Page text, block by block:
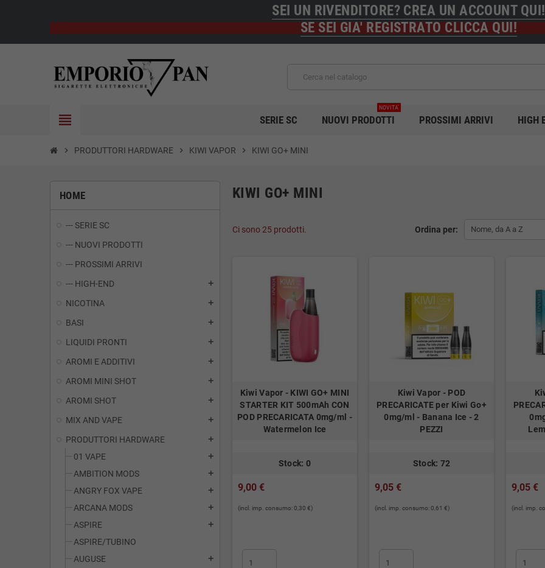
SEI UN RIVENDITORE? CREA UN ACCOUNT QUI!
SE SEI GIA' REGISTRATO CLICCA QUI!
view_headline SERIE SC NUOVI PRODOTTI
NOVITA'
PROSSIMI ARRIVI HIGH
chevron_right PRODUTTORI HARDWARE chevron_right KIWI VAPOR chevron_right KIWI GO+ MINI
HOME
--- SERIE SC
--- NUOVI PRODOTTI
--- PROSSIMI ARRIVI
--- HIGH-END
add
NICOTINA add
BASI add
LIQUIDI PRONTI add
AROMI E ADDITIVI add
AROMI MINI SHOT add
AROMI SHOT add
MIX AND VAPE add
PRODUTTORI HARDWARE add
01 VAPE add
AMBITION MODS add
ANGRY FOX VAPE add
ARCANA MODS add
ASPIRE add
ASPIRE/TUBINO
AUGUSE
add
KIWI GO+ MINI
Ordina per: Nome, da A a Z
Ci sono 25 prodotti.
Kiwi Vapor - KIWI GO+ MINI
STARTER KIT 500mAh CON
POD PRECARICATA 0mg/ml -
Watermelon Ice
Stock: 0
9,00 €
(incl. imp. consumo: 0,30 €)
Kiwi Vapor - POD
PRECARICATE per Kiwi Go+
0mg/ml - Banana Ice - 2
PEZZI
Stock: 72
9,05 €
(incl. imp. consumo: 0,61 €)
9,05 €
(incl. imp.